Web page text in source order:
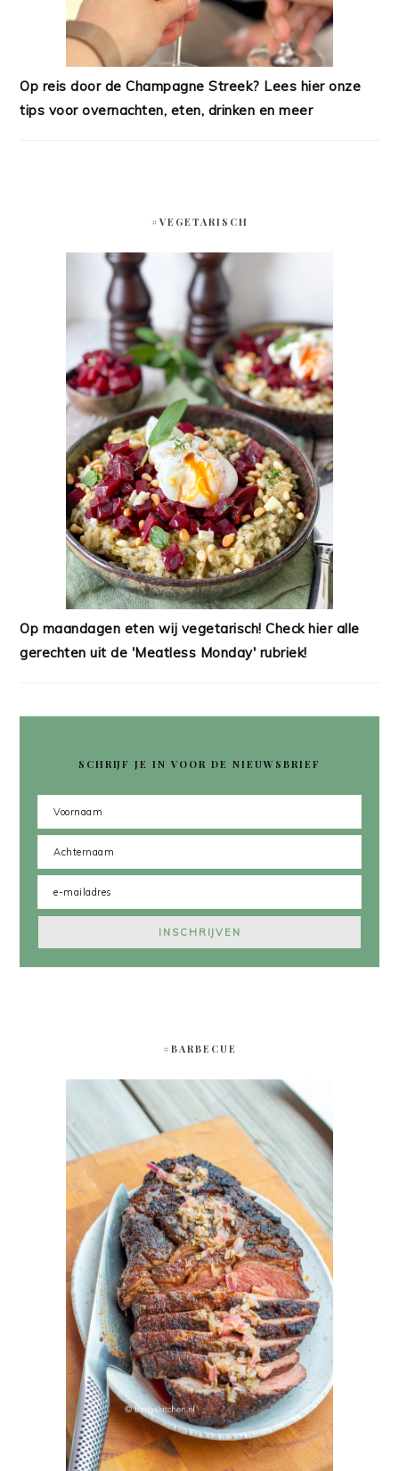
Op reis door de Champagne Streek? Lees hier onze
tips voor overnachten, eten, drinken en meer
#VEGETARISCH
Op maandagen eten wij vegetarisch! Check hier alle
gerechten uit de 'Meatless Monday' rubriek!
SCHRIJF JE IN VOOR DE NIEUWSBRIEF
#BARBECUE